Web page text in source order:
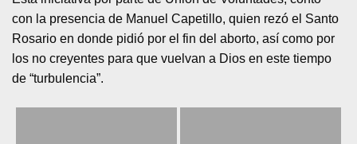
con la presencia de Manuel Capetillo, quien rezó el Santo
Rosario en donde pidió por el fin del aborto, así como por
los no creyentes para que vuelvan a Dios en este tiempo
de “turbulencia”.